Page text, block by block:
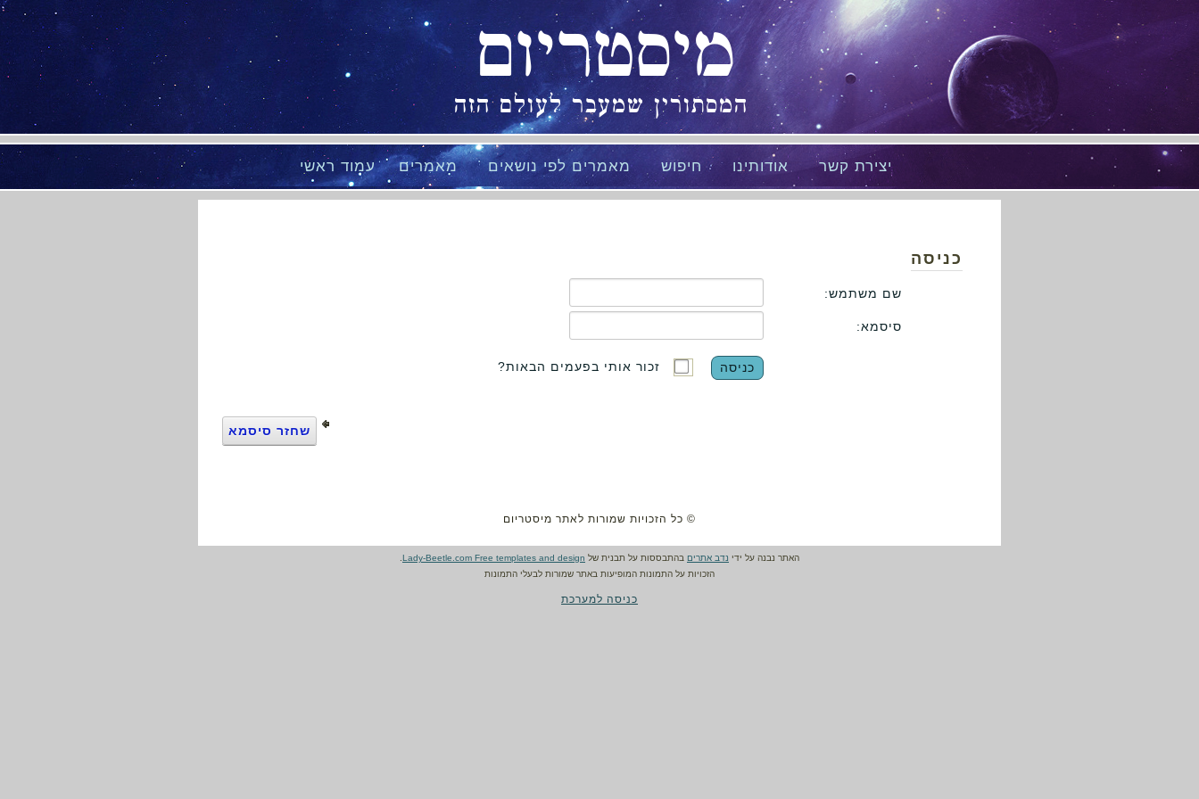
מיסטריום
המסתורין שמעבר לעולם הזה
עמוד ראשי מאמרים מאמרים לפי נושאים חיפוש אודותינו יצירת קשר
כניסה
שם משתמש:
סיסמא:
כניסה זכור אותי בפעמים הבאות?
שחזר סיסמא
© כל הזכויות שמורות לאתר מיסטריום
האתר נבנה על ידי נדב אתרים בהתבססות על תבנית של Lady-Beetle.com Free templates and design
הזכויות על התמונות המופיעות באתר שמורות לבעלי התמונות
כניסה למערכת